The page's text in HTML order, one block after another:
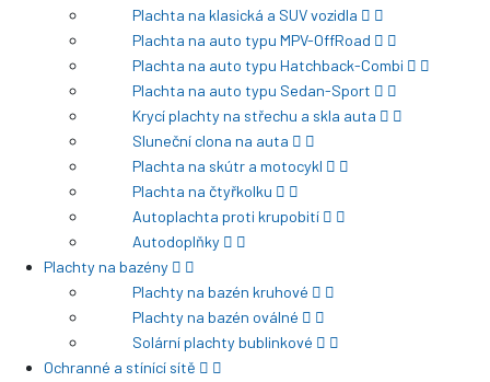
Plachta na klasická a SUV vozidla
Plachta na auto typu MPV-OffRoad
Plachta na auto typu Hatchback-Combi
Plachta na auto typu Sedan-Sport
Krycí plachty na střechu a skla auta
Sluneční clona na auta
Plachta na skútr a motocykl
Plachta na čtyřkolku
Autoplachta proti krupobití
Autodoplňky
Plachty na bazény
Plachty na bazén kruhové
Plachty na bazén oválné
Solární plachty bublinkové
Ochranné a stínící sítě